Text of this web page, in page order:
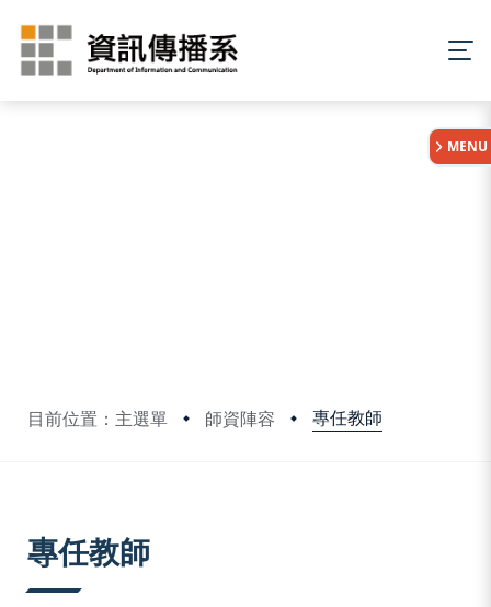
目前位置：主選單 師資陣容 專任教師
MENU
專任教師